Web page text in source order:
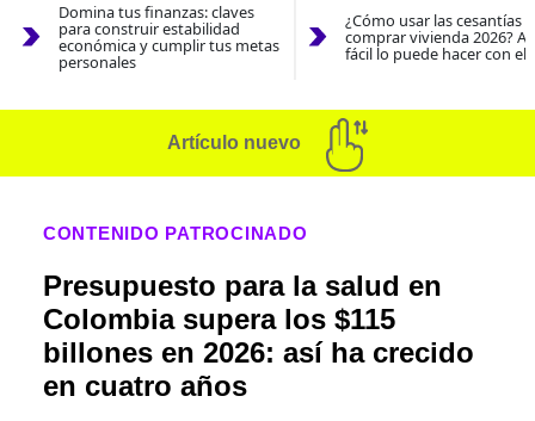
Domina tus finanzas: claves
para construir estabilidad
económica y cumplir tus metas
personales
¿Cómo usar las cesantías
comprar vivienda 2026?
fácil lo puede hacer con el
Artículo nuevo
CONTENIDO PATROCINADO
Presupuesto para la salud en
Colombia supera los $115
billones en 2026: así ha crecido
en cuatro años